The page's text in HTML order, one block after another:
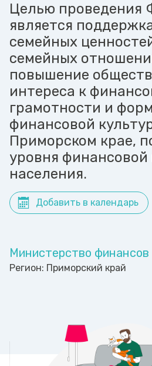
Целью проведения
является
семейных
семейных
повышение
интереса к
грамотности и
финансовой
Приморском крае,
уровня финансовой
населения.
Добавить в календарь
Министерство финансов
Регион: Приморский край